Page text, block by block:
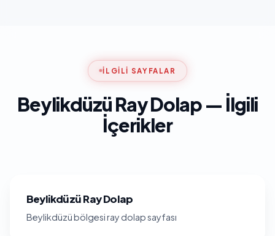
İLGILI SAYFALAR
Beylikdüzü Ray Dolap — İlgili
İçerikler
Beylikdüzü Ray Dolap
Beylikdüzü bölgesi ray dolap sayfası